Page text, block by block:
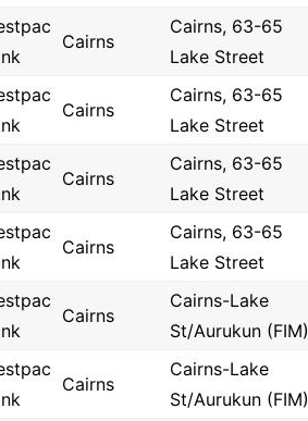
Cairns
Cairns, 63-65
Lake Street
Cairns
Cairns, 63-65
Lake Street
Cairns
Cairns, 63-65
Lake Street
Cairns
Cairns, 63-65
Lake Street
Cairns
Cairns-Lake
St/Aurukun (FIM)
Cairns
Cairns-Lake
St/Aurukun (FIM)